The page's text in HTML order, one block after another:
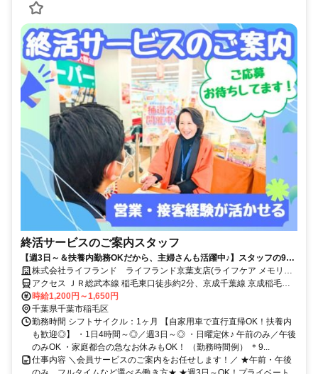
終活サービスのご案内スタッフ
【週3日～＆扶養内勤務OKだから、主婦さんも活躍中♪】スタッフの9割
が女性/子育てが落ち着いた方・社会復帰の方も大歓迎です◎/柔軟なシフ
ト体制・しっかりとしたサポート体制充実で働きやすさもバツグン/フル
タイム希望も大歓迎/マイカーでの直行直帰OK/営業・テレアポ・販売経
験者は即戦力/正社員登用実績もあり◎
株式会社ライフランド ライフランド京葉支店(ライフケア メモリイ
プレイス稲毛)
アクセス ＪＲ総武本線 稲毛東口徒歩約2分、京成千葉線 京成稲毛徒
歩約7分
時給1,200円～1,650円
千葉県千葉市稲毛区
勤務時間 シフトサイクル：1ヶ月 【自家用車で直行直帰OK！扶養内
も歓迎◎】 ・1日4時間～◎／週3日～◎ ・日曜定休♪ 午前のみ／午後
のみOK ・家庭都合の急なお休みもOK！ （勤務時間例） ＊9...
仕事内容 ＼会員サービスのご案内をお任せします！／ ★午前・午後